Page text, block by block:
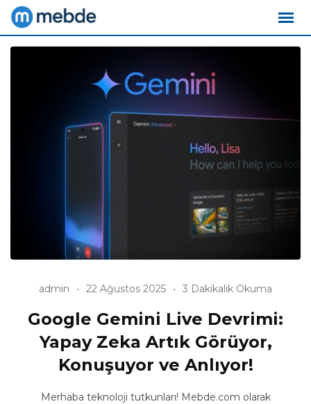
Skip
admin 22 Ağustos 2025 3 Dakikalık Okuma
Google Gemini Live Devrimi:
Yapay Zeka Artık Görüyor,
Konuşuyor ve Anlıyor!
Merhaba teknoloji tutkunları! Mebde.com olarak